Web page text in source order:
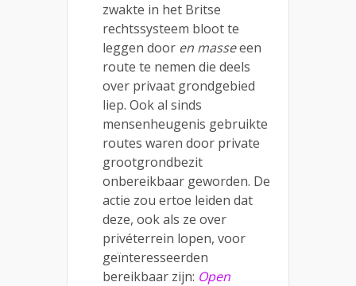
zwakte in het Britse
rechtssysteem bloot te
leggen door en masseeen
route te nemen die deels
over privaat grondgebied
liep. Ook al sinds
mensenheugenis gebruikte
routes waren door private
grootgrondbezit
onbereikbaar geworden. De
actie zou ertoe leiden dat
deze, ook als ze over
privéterrein lopen, voor
geïnteresseerden
bereikbaar zijn: Open